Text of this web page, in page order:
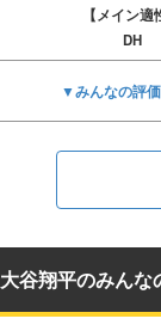
【メイン適
DH
▼みんなの評
大谷翔平のみんな